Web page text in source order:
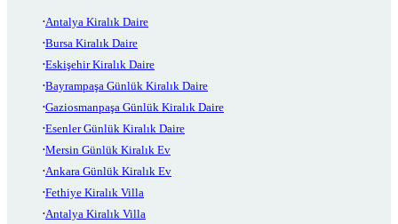
Antalya Kiralık Daire
Bursa Kiralık Daire
Eskişehir Kiralık Daire
Bayrampaşa Günlük Kiralık Daire
Gaziosmanpaşa Günlük Kiralık Daire
Esenler Günlük Kiralık Daire
Mersin Günlük Kiralık Ev
Ankara Günlük Kiralık Ev
Fethiye Kiralık Villa
Antalya Kiralık Villa